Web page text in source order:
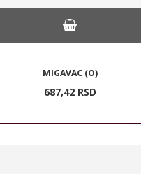
MIGAVAC (O)
687,42 RSD